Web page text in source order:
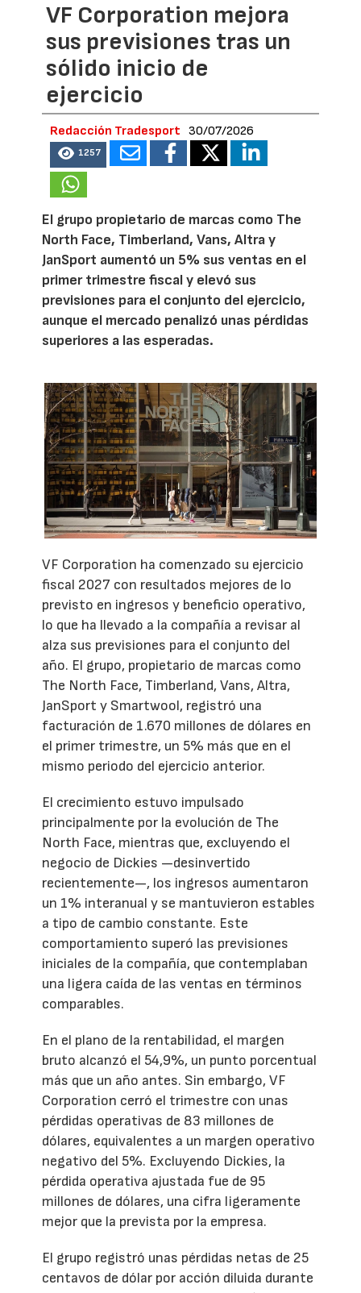
VF Corporation mejora
sus previsiones tras un
sólido inicio de
ejercicio
Redacción Tradesport 30/07/2026
1257
El grupo propietario de marcas como The
North Face, Timberland, Vans, Altra y
JanSport aumentó un 5% sus ventas en el
primer trimestre fiscal y elevó sus
previsiones para el conjunto del ejercicio,
aunque el mercado penalizó unas pérdidas
superiores a las esperadas.
VF Corporation ha comenzado su ejercicio
fiscal 2027 con resultados mejores de lo
previsto en ingresos y beneficio operativo,
lo que ha llevado a la compañía a revisar al
alza sus previsiones para el conjunto del
año. El grupo, propietario de marcas como
The North Face, Timberland, Vans, Altra,
JanSport y Smartwool, registró una
facturación de 1.670 millones de dólares en
el primer trimestre, un 5% más que en el
mismo periodo del ejercicio anterior.
El crecimiento estuvo impulsado
principalmente por la evolución de The
North Face, mientras que, excluyendo el
negocio de Dickies —desinvertido
recientemente—, los ingresos aumentaron
un 1% interanual y se mantuvieron estables
a tipo de cambio constante. Este
comportamiento superó las previsiones
iniciales de la compañía, que contemplaban
una ligera caída de las ventas en términos
comparables.
En el plano de la rentabilidad, el margen
bruto alcanzó el 54,9%, un punto porcentual
más que un año antes. Sin embargo, VF
Corporation cerró el trimestre con unas
pérdidas operativas de 83 millones de
dólares, equivalentes a un margen operativo
negativo del 5%. Excluyendo Dickies, la
pérdida operativa ajustada fue de 95
millones de dólares, una cifra ligeramente
mejor que la prevista por la empresa.
El grupo registró unas pérdidas netas de 25
centavos de dólar por acción diluida durante